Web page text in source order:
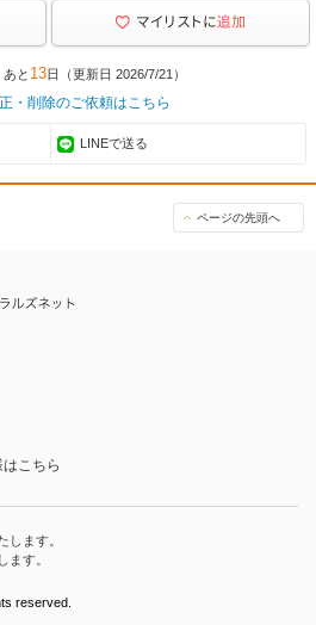
と 13日（更新日 2026/7/21）
・削除のご依頼はこちら
LINEで送る
ページの先頭へ
こちら
します。
ます。
reserved.